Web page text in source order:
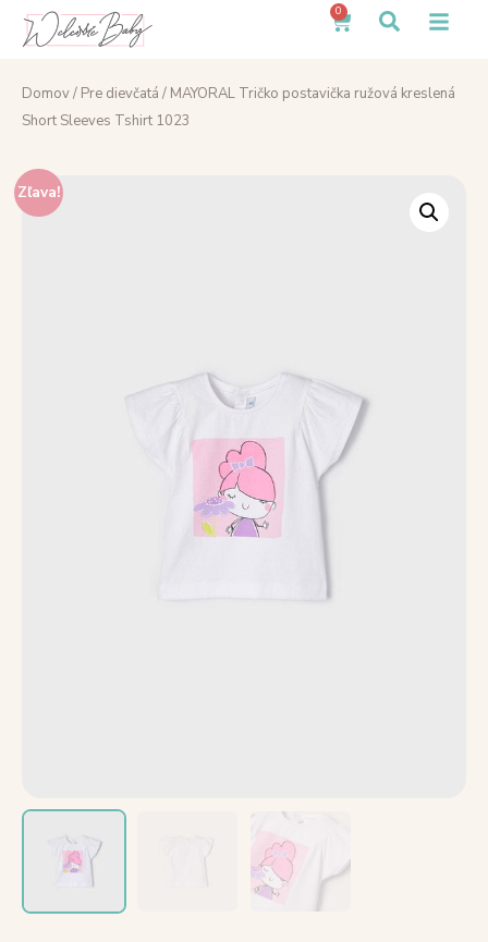
0
Domov/ Pre dievčatá / MAYORAL Tričko postavička ružová kreslená
Short Sleeves Tshirt 1023
Zľava!